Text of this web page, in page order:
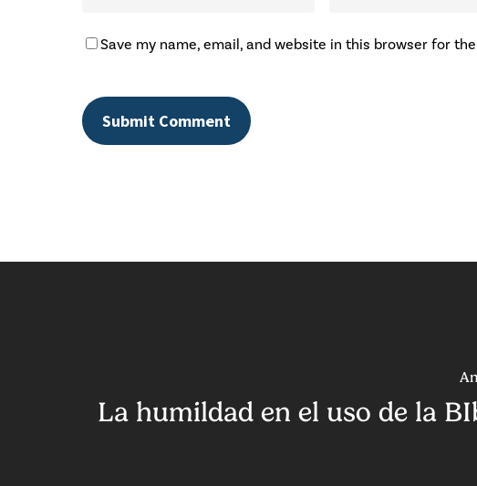
Save my name, email, and website in this browser for
La humildad en el uso de la